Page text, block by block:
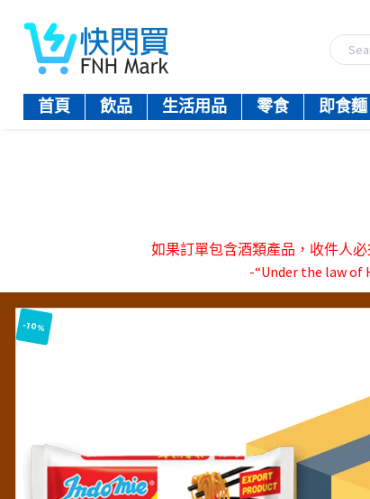
首頁 飲品 生活用品 零食 即食麵
如果訂單包含酒類產品，收件人必
-“Under the law of
-10%